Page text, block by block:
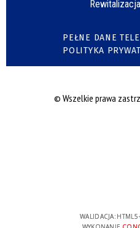
PEŁNE DANE
POLITYKA
© Wszelkie prawa
WALIDACJA: HTML5